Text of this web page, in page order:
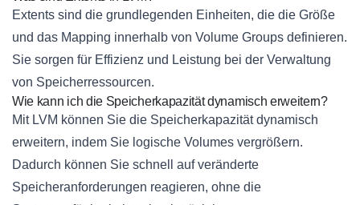
Extents sind die grundlegenden Einheiten, die die Größe
und das Mapping innerhalb von Volume Groups definieren.
Sie sorgen für Effizienz und Leistung bei der Verwaltung
von Speicherressourcen.
Wie kann ich die Speicherkapazität dynamisch erweitern?
Mit LVM können Sie die Speicherkapazität dynamisch
erweitern, indem Sie logische Volumes vergrößern.
Dadurch können Sie schnell auf veränderte
Speicheranforderungen reagieren, ohne die